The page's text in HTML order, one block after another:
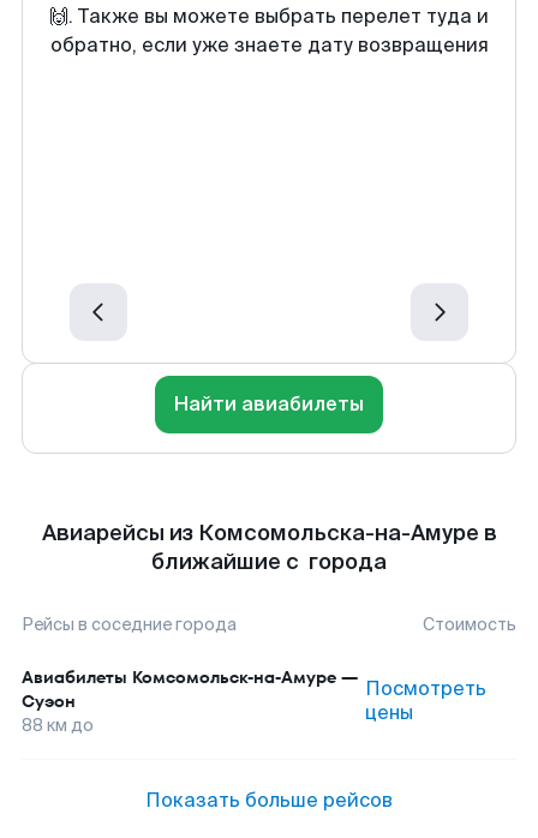
🙌. Также вы можете выбрать перелет туда и
обратно, если уже знаете дату возвращения
Найти авиабилеты
Авиарейсы из Комсомольска-на-Амуре в
ближайшие с города
Рейсы в соседние города Стоимость
Авиабилеты Комсомольск-на-Амуре —
Суэон
88 км до
Посмотреть
цены
Показать больше рейсов